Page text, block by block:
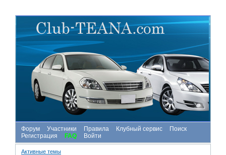
Форум Участники Правила Клубный сервис
Поиск
Регистрация
FAQ Войти
Активные темы